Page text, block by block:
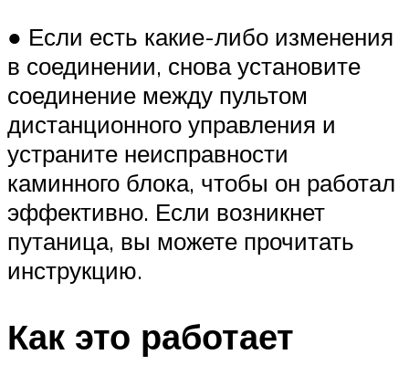
● Если есть какие-либо изменения
в соединении, снова установите
соединение между пультом
дистанционного управления и
устраните неисправности
каминного блока, чтобы он работал
эффективно. Если возникнет
путаница, вы можете прочитать
инструкцию.
Как это работает